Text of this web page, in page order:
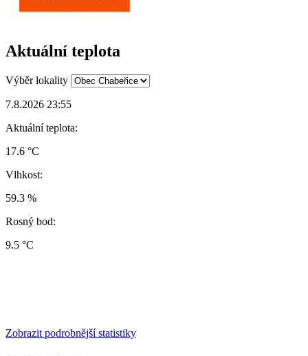
Aktuální teplota
Výběr lokality
7.8.2026 23:55
Aktuální teplota:
17.6 °C
Vlhkost:
59.3 %
Rosný bod:
9.5 °C
Zobrazit podrobnější statistiky